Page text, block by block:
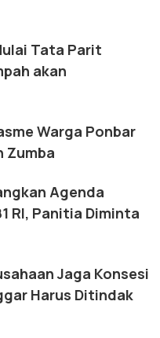
Tata Parit
akan
Warga Ponbar
Zumba
Agenda
RI, Panitia Diminta
Jaga Konsesi
Harus Ditindak